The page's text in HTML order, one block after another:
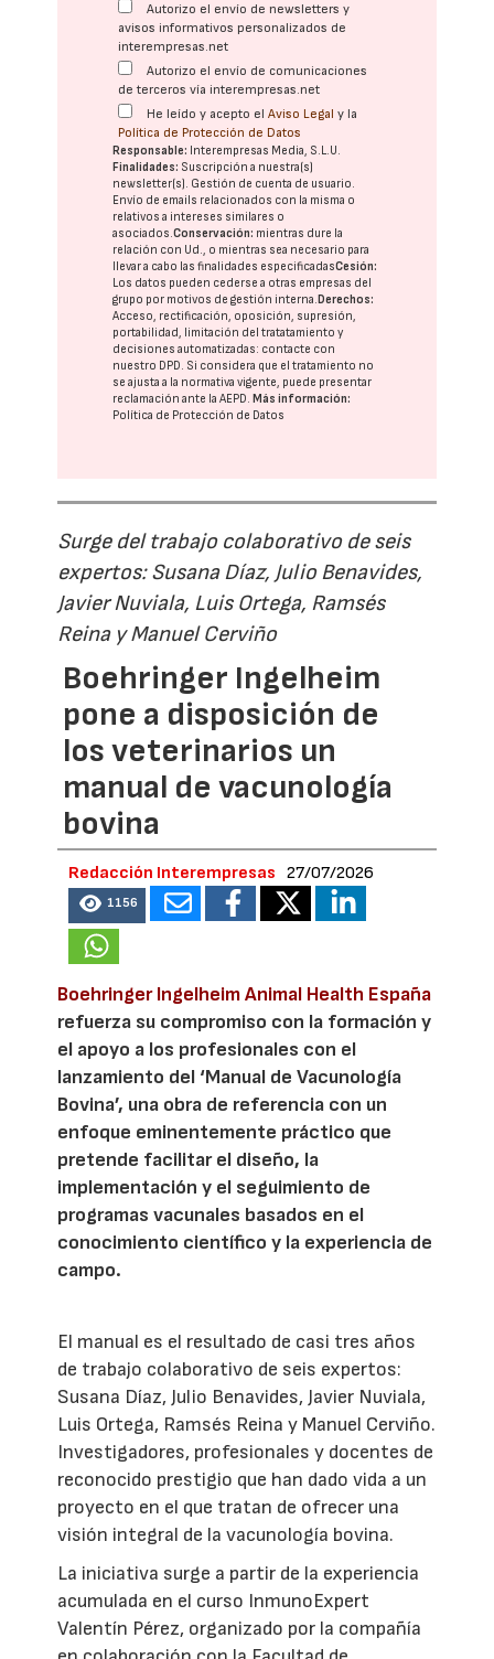
Autorizo el envío de newsletters y
avisos informativos personalizados de
interempresas.net
Autorizo el envío de comunicaciones
de terceros vía interempresas.net
He leído y acepto elAviso Legal y la
Política de Protección de Datos
Responsable: Interempresas Media, S.L.U.
Finalidades: Suscripción a nuestra(s)
newsletter(s). Gestión de cuenta de usuario.
Envío de emails relacionados con la misma o
relativos a intereses similares o
asociados.Conservación: mientras dure la
relación con Ud., o mientras sea necesario para
llevar a cabo las finalidades especificadasCesión:
Los datos pueden cederse a otras empresas del
grupo por motivos de gestión interna. Derechos:
Acceso, rectificación, oposición, supresión,
portabilidad, limitación del tratatamiento y
decisiones automatizadas: contacte con
nuestro DPD. Si considera que el tratamiento no
se ajusta a la normativa vigente, puede presentar
reclamación ante laAEPD. Más información:
Política de Protección de Datos
Surge del trabajo colaborativo de seis
expertos: Susana Díaz, Julio Benavides,
Javier Nuviala, Luis Ortega, Ramsés
Reina y Manuel Cerviño
Boehringer Ingelheim
pone a disposición de
los veterinarios un
manual de vacunología
bovina
Redacción Interempresas 27/07/2026
1156
Boehringer Ingelheim Animal Health España
refuerza su compromiso con la formación y
el apoyo a los profesionales con el
lanzamiento del ‘Manual de Vacunología
Bovina’, una obra de referencia con un
enfoque eminentemente práctico que
pretende facilitar el diseño, la
implementación y el seguimiento de
programas vacunales basados en el
conocimiento científico y la experiencia de
campo.
El manual es el resultado de casi tres años
de trabajo colaborativo de seis expertos:
Susana Díaz, Julio Benavides, Javier Nuviala,
Luis Ortega, Ramsés Reina y Manuel Cerviño.
Investigadores, profesionales y docentes de
reconocido prestigio que han dado vida a un
proyecto en el que tratan de ofrecer una
visión integral de la vacunología bovina.
La iniciativa surge a partir de la experiencia
acumulada en el curso InmunoExpert
Valentín Pérez, organizado por la compañía